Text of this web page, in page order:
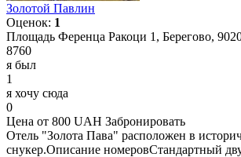
Золотой Павлин
Оценок: 1
Площадь Ференца Ракоци 1, Берегово,
8760
я был
1
я хочу сюда
0
Цена от 800 UAH Забронировать
Отель "Золота Пава" расположен в
снукер.Описание номеровСтандартный